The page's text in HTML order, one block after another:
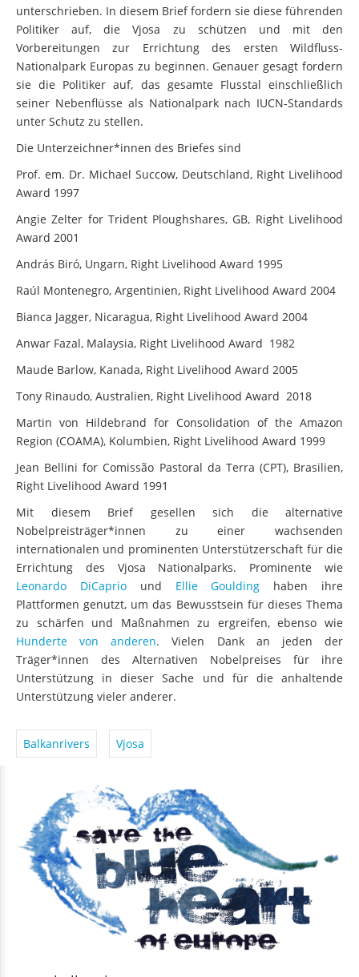
unterschrieben. In diesem Brief fordern sie diese führenden
Politiker auf, die Vjosa zu schützen und mit den
Vorbereitungen zur Errichtung des ersten Wildfluss-
Nationalpark Europas zu beginnen. Genauer gesagt fordern
sie die Politiker auf, das gesamte Flusstal einschließlich
seiner Nebenflüsse als Nationalpark nach IUCN-Standards
unter Schutz zu stellen.
Die Unterzeichner*innen des Briefes sind
Prof. em. Dr. Michael Succow, Deutschland, Right Livelihood
Award 1997
Angie Zelter for Trident Ploughshares, GB, Right Livelihood
Award 2001
András Biró, Ungarn, Right Livelihood Award 1995
Raúl Montenegro, Argentinien, Right Livelihood Award 2004
Bianca Jagger, Nicaragua, Right Livelihood Award 2004
Anwar Fazal, Malaysia, Right Livelihood Award 1982
Maude Barlow, Kanada, Right Livelihood Award 2005
Tony Rinaudo, Australien, Right Livelihood Award 2018
Martin von Hildebrand for Consolidation of the Amazon
Region (COAMA), Kolumbien, Right Livelihood Award 1999
Jean Bellini for Comissão Pastoral da Terra (CPT), Brasilien,
Right Livelihood Award 1991
Mit diesem Brief gesellen sich die alternative
Nobelpreisträger*innen zu einer wachsenden
internationalen und prominenten Unterstützerschaft für die
Errichtung des Vjosa Nationalparks. Prominente wie
Leonardo DiCapriound Ellie Goulding haben ihre
Plattformen genutzt, um das Bewusstsein für dieses Thema
zu schärfen und Maßnahmen zu ergreifen, ebenso wie
Hunderte von anderen. Vielen Dank an jeden der
Träger*innen des Alternativen Nobelpreises für ihre
Unterstützung in dieser Sache und für die anhaltende
Unterstützung vieler anderer.
Balkanrivers Vjosa